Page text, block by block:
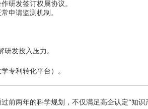
研发签订权属协议。
申请监测机制。
发投入压力。
专利转化平台）。
前两年的科学规划，不仅满足高企认定“知识